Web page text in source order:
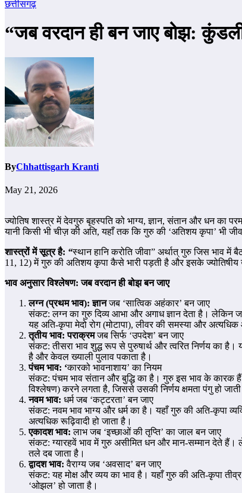
छत्तीसगढ़
“जब वरदान ही बन जाए बोझ:
ByChhattisgarh Kranti
May 21, 2026
ज्योतिष शास्त्र में देवगुरु बृहस्पति को भाग्य, ज्ञान, संतान और धन का
यानी किसी भी चीज़ की अति, यहाँ तक कि गुरु की ‘अतिशय कृपा’ भी
शास्त्रों में सूत्र है: “स्थान हानि करोति जीवा” अर्थात् गुरु जिस भाव
11, 12) में गुरु की अतिशय कृपा कैसे भारी पड़ती है और इसके ज्योतिषीय
भाव अनुसार विश्लेषण: जब वरदान ही बोझ बन जाए
लग्न (प्रथम भाव): ज्ञानजब ‘सात्विक अहंकार’ बन जाए
संकट: लग्न का गुरु दिव्य आभा और अगाध ज्ञान देता है। लेकिन
यह अति-कृपा मेदो रोग (मोटापा), लीवर की समस्या और
तृतीय भाव: पराक्रमजब सिर्फ ‘उपदेश’ बन जाए
संकट: तीसरा भाव शुद्ध रूप से पुरुषार्थ और त्वरित निर्णय का
है और केवल ख्याली पुलाव पकाता है।
पंचम भाव: ‘कारको भावनाशाय’ का नियम
संकट: पंचम भाव संतान और बुद्धि का है। गुरु इस भाव के कारक
विश्लेषण) करने लगता है, जिससे उसकी निर्णय क्षमता पंगु हो
नवम भाव: धर्म जब ‘कट्टरता’ बन जाए
संकट: नवम भाव भाग्य और धर्म का है। यहाँ गुरु की अति-कृपा
अत्यधिक रूढ़िवादी हो जाता है।
एकादश भाव:लाभ जब ‘इच्छाओं की तृप्ति’ का जाल बन जाए
संकट: ग्यारहवें भाव में गुरु असीमित धन और मान-सम्मान देते हैं।
तले दब जाता है।
द्वादश भाव:वैराग्य जब ‘अवसाद’ बन जाए
संकट: यह मोक्ष और व्यय का भाव है। यहाँ गुरु की अति-कृपा
‘ओझल’ हो जाता है।